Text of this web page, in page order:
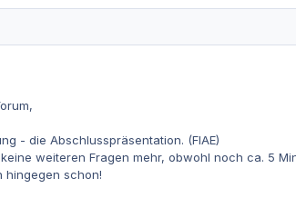
- die Abschlusspräsentation. (FIAE)
weiteren Fragen mehr, obwohl noch ca. 5
hingegen schon!